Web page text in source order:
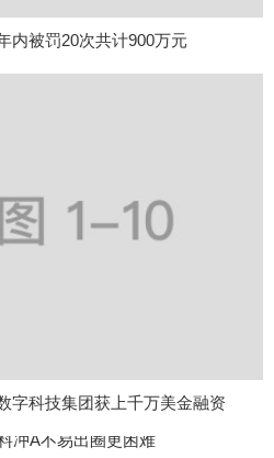
内被罚20次共计900万元
字科技集团获上千万美金融资